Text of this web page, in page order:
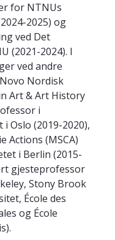
for NTNUs
2025) og
ved Det
(2021-2024). I
ved andre
Nordisk
Art & Art History
i
Oslo (2019-2020),
Actions (MSCA)
i Berlin (2015-
gjesteprofessor
Stony Brook
École des
og École